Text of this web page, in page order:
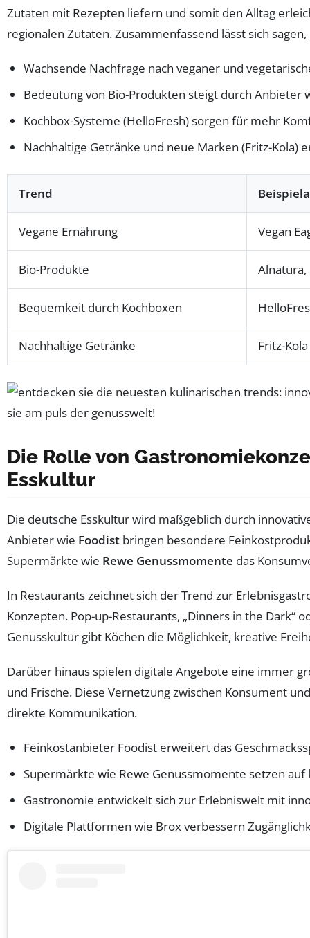
Zutaten mit Rezepten liefern und somit den Alltag
regionalen Zutaten. Zusammenfassend lässt sich
Wachsende Nachfrage nach veganer und
Bedeutung von Bio-Produkten steigt durch Anbieter
Kochbox-Systeme (HelloFresh) sorgen für mehr
Nachhaltige Getränke und neue Marken (Fritz-Kola)
Trend
Vegane Ernährung Vegan
Bio-Produkte Alnatura,
Bequemkeit durch Kochboxen
Nachhaltige Getränke Fritz-Kola
Die Rolle von
Esskultur
Die deutsche Esskultur wird maßgeblich durch
Anbieter wie Foodist bringen besondere
Supermärkte wie Rewe Genussmomente das
In Restaurants zeichnet sich der Trend zur
Konzepten. Pop-up-Restaurants, „Dinners in the
Genusskultur gibt Köchen die Möglichkeit, kreative
Darüber hinaus spielen digitale Angebote eine immer
und Frische. Diese Vernetzung zwischen Konsument
direkte Kommunikation.
Feinkostanbieter Foodist erweitert das
Supermärkte wie Rewe Genussmomente setzen auf
Gastronomie entwickelt sich zur Erlebniswelt mit
Digitale Plattformen wie Brox verbessern